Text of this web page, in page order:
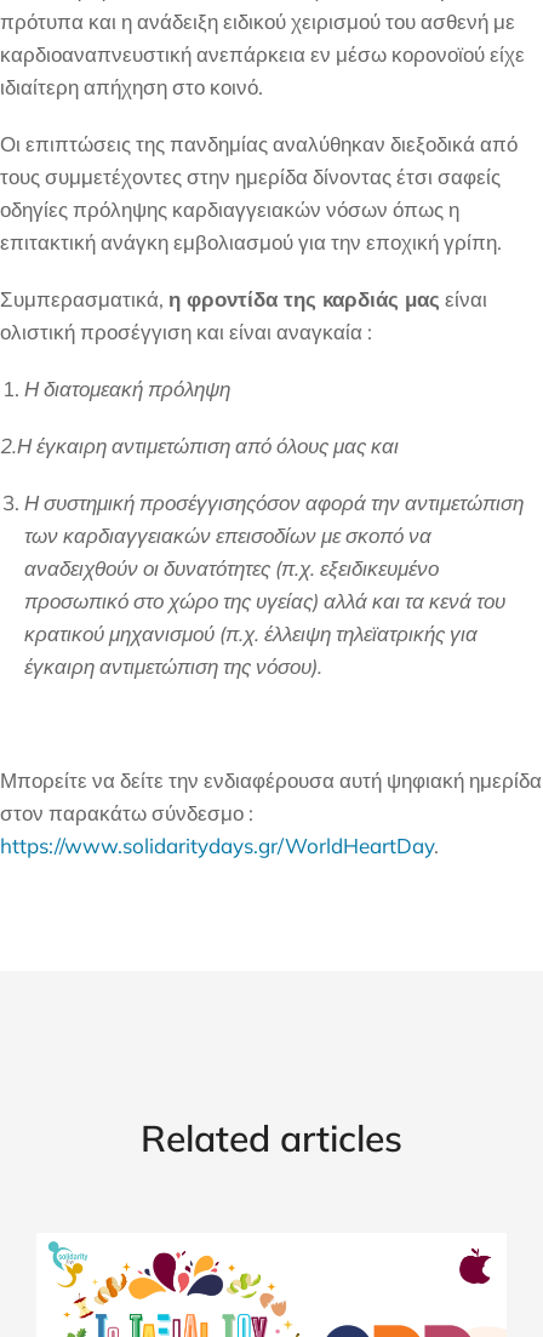
πρότυπα και η ανάδειξη ειδικού χειρισμού του ασθενή με
καρδιοαναπνευστική ανεπάρκεια εν μέσω κορονοϊού είχε
ιδιαίτερη απήχηση στο κοινό.
Οι επιπτώσεις της πανδημίας αναλύθηκαν διεξοδικά από
τους συμμετέχοντες στην ημερίδα δίνοντας έτσι σαφείς
οδηγίες πρόληψης καρδιαγγειακών νόσων όπως η
επιτακτική ανάγκη εμβολιασμού για την εποχική γρίπη.
Συμπερασματικά, η φροντίδα της καρδιάς μας είναι
ολιστική προσέγγιση και είναι αναγκαία :
Η διατομεακή πρόληψη
2.Η έγκαιρη αντιμετώπιση από όλους μας και
Η συστημική προσέγγισηςόσον αφορά την αντιμετώπιση
των καρδιαγγειακών επεισοδίων με σκοπό να
αναδειχθούν οι δυνατότητες (π.χ. εξειδικευμένο
προσωπικό στο χώρο της υγείας) αλλά και τα κενά του
κρατικού μηχανισμού (π.χ. έλλειψη τηλεϊατρικής για
έγκαιρη αντιμετώπιση της νόσου).
Μπορείτε να δείτε την ενδιαφέρουσα αυτή ψηφιακή ημερίδα
στον παρακάτω σύνδεσμο :
https://www.solidaritydays.gr/WorldHeartDay.
Related articles